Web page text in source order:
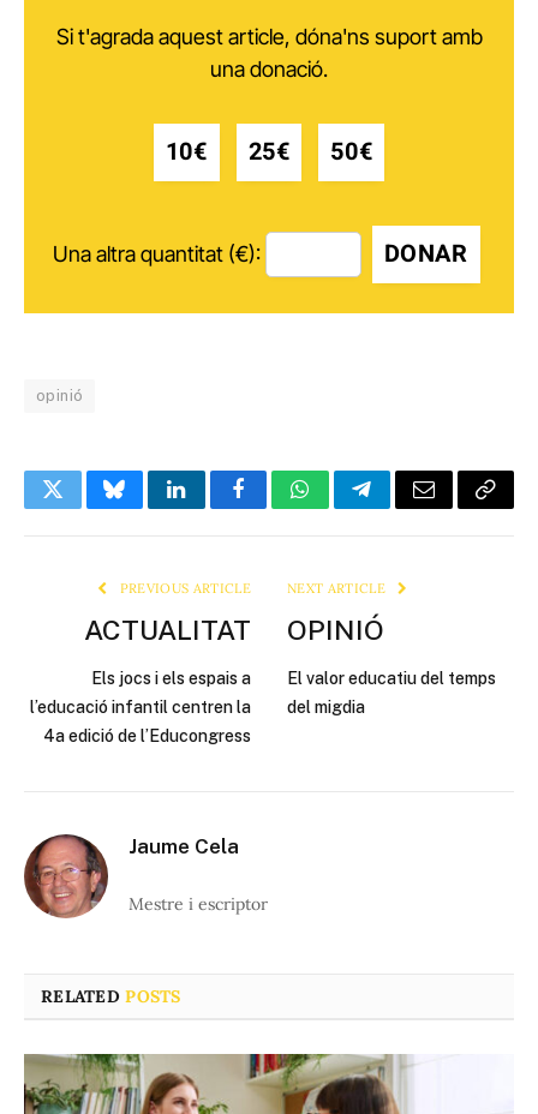
Si t'agrada aquest article, dóna'ns suport amb
una donació.
10€ 25€ 50€
Una altra quantitat (€): DONAR
opinió
TwitterBlueskyLinkedInFacebookWhatsAppTelegramEmail Copy
PREVIOUS ARTICLE
ACTUALITAT
Els jocs i els espais a
l’educació infantil centren la
4a edició de l’Educongress
NEXT ARTICLE
OPINIÓ
El valor educatiu del temps
del migdia
Jaume Cela
Mestre i escriptor
RELATEDPOSTS